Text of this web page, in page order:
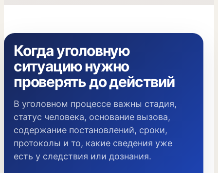
Когда уголовную
ситуацию нужно
проверять до действий
В уголовном процессе важны стадия,
статус человека, основание вызова,
содержание постановлений, сроки,
протоколы и то, какие сведения уже
есть у следствия или дознания.